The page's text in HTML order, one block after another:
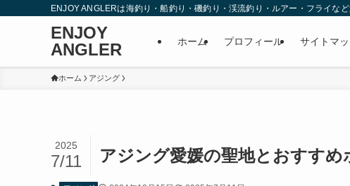
ENJOY ANGLERは海釣り・船釣り・磯釣り・渓流釣り・ルアー・フライな
ENJOY
ANGLER
ホーム プロフィール サイトマ
ホーム アジング
アジング愛媛の聖地とおすすめ
2025
7/11